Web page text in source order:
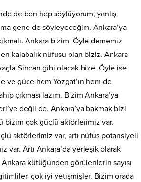
de ben hep söylüyorum, yanlış
gene de söyleyeceğim. Ankara’ya
Ankara bizim. Öyle dememiz
en kalabalık nüfusu olan biziz. Ankara
Sincan gibi olacak bize. Öyle ise
ve güce hem Yozgat’ın hem de
çıkması lazım. Bizim Ankara’ya
değil de. Ankara’ya bakmak bizi
bizim çok güçlü aktörlerimiz var.
aktörlerimiz var, artı nüfus potansiyeli
var. Artı Ankara’da yerleşik olarak
kütüğünden görülenlerin sayısı
çok iyi yetişmişler. Bizim orada